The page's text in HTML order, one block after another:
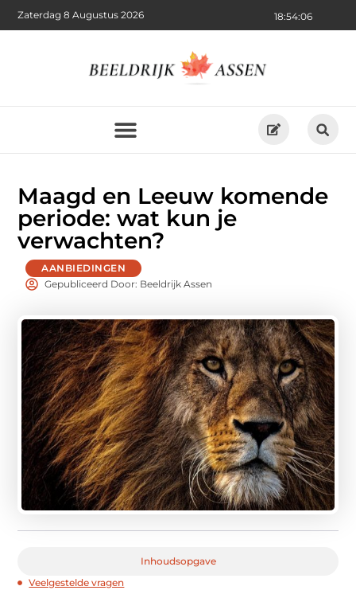
18:54:07
Zaterdag 8 Augustus 2026
Maagd en Leeuw komende
periode: wat kun je
verwachten?
AANBIEDINGEN
Gepubliceerd Door: Beeldrijk Assen
Inhoudsopgave
Veelgestelde vragen